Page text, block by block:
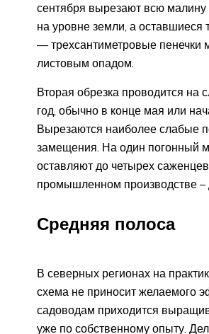
сентября вырезают всю малину
на уровне земли, а оставшиеся
— трехсантиметровые пенечки
листовым опадом.
Вторая обрезка проводится на
год, обычно в конце мая или
Вырезаются наиболее слабые
замещения. На один погонный
оставляют до четырех
промышленном производстве –
Средняя полоса
В северных регионах на
схема не приносит желаемого
садоводам приходится
уже по собственному опыту.